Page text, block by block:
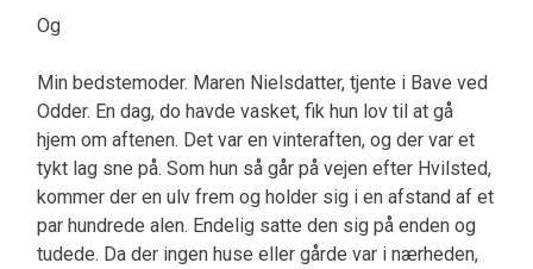
Og
Min bedstemoder. Maren Nielsdatter, tjente i Bave ved
Odder. En dag, do havde vasket, fik hun lov til at gå
hjem om aftenen. Det var en vinteraften, og der var et
tykt lag sne på. Som hun så går på vejen efter Hvilsted,
kommer der en ulv frem og holder sig i en afstand af et
par hundrede alen. Endelig satte den sig på enden og
tudede. Da der ingen huse eller gårde var i nærheden,